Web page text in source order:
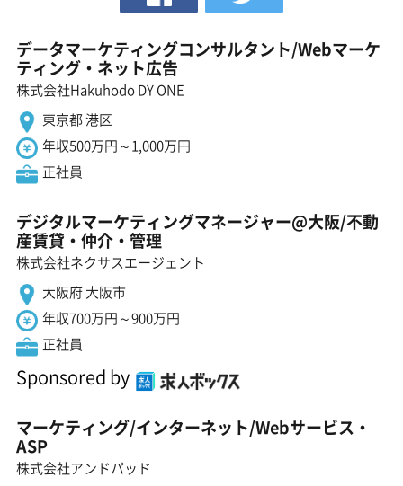
データマーケティングコンサルタント/Webマーケ
ティング・ネット広告
株式会社Hakuhodo DY ONE
東京都 港区
年収500万円～1,000万円
正社員
デジタルマーケティングマネージャー@大阪/不動
産賃貸・仲介・管理
株式会社ネクサスエージェント
大阪府 大阪市
年収700万円～900万円
正社員
Sponsored by
マーケティング/インターネット/Webサービス・
ASP
株式会社アンドパッド